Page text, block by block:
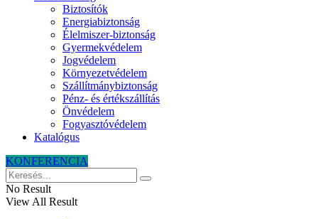
Biztosítók
Energiabiztonság
Élelmiszer-biztonság
Gyermekvédelem
Jogvédelem
Környezetvédelem
Szállítmánybiztonság
Pénz- és értékszállítás
Önvédelem
Fogyasztóvédelem
Katalógus
KONFERENCIA
No Result
View All Result